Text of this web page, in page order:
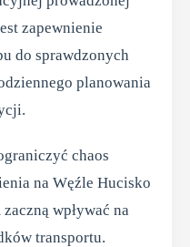
zapewnienie
do sprawdzonych
planowania
chaos
na Węźle Hucisko
wpływać na
transportu.